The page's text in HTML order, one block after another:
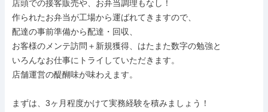
店頭での接客販売や、お弁当調理もなし！
作られたお弁当が工場から運ばれてきますので、
配達の事前準備から配達・回収、
お客様のメンテ訪問＋新規獲得、はたまた数字の勉強と
いろんなお仕事にトライしていただきます。
店舗運営の醍醐味が味わえます。
まずは、3ヶ月程度かけて実務経験を積みましょう！